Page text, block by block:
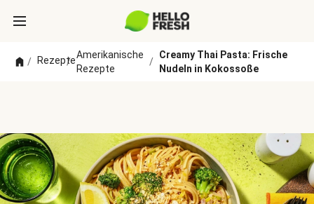
/ Rezepte
/
Amerikanische
Rezepte
/
Creamy Thai Pasta: Frische
Nudeln in Kokossoße